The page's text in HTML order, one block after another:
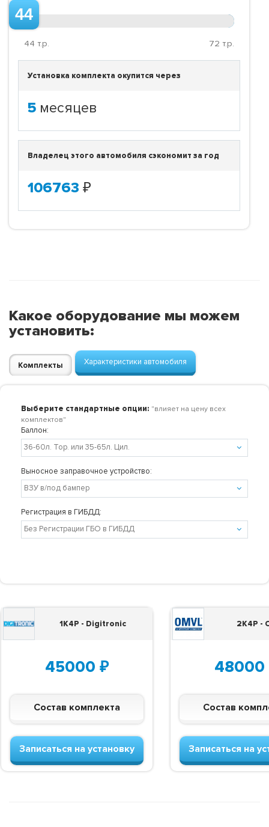
44
44 т.р. 72 т.р.
Установка комплекта окупится через
5 месяцев
Владелец этого автомобиля сэкономит за год
106763 ₽
Какое оборудование мы можем
установить:
Комплекты Характеристики автомобиля
Выберите стандартные опции: "влияет на цену всех
комплектов"
Баллон:
Выносное заправочное устройство:
Регистрация в ГИБДД:
1K4P - Digitronic
45000 ₽
Состав комплекта
Записаться на установку
2K4P -
48000
Состав
Записаться на